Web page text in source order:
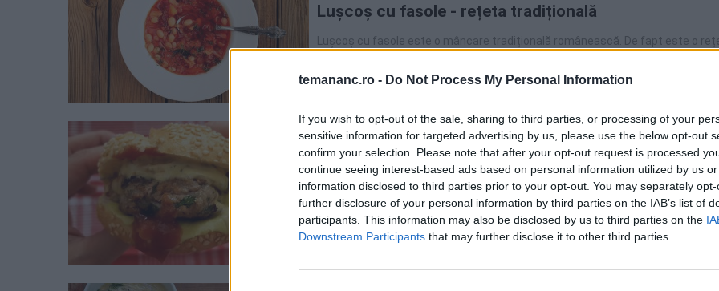
temananc.ro - Do Not Process My Personal Information
If you wish to opt-out of the sale, sharing to third parties, or processing of your
sensitive information for targeted advertising by us, please use the below opt-out
confirm your selection. Please note that after your opt-out request is processed
continue seeing interest-based ads based on personal information utilized by us
information disclosed to third parties prior to your opt-out. You may separately
further disclosure of your personal information by third parties on the IAB’s list of
participants. This information may also be disclosed by us to third parties on the
Downstream Participants that may further disclose it to other third parties.
Lușcoș cu fasole - rețeta tradițională
Lușcoș cu fasole este o mâncare tradițională românească. De fapt este o
perfectă pentru oricine dorește să gătească un preparat rapid și gustos. Mai
găsi toate informațiile de care ai nevoie pentru a prepara acest fel de mâncare
REȚETE RAPIDE
Burgeri de casa romanesti
In tigaie sau pe gratar, burgerii de casa sunt perfecti pentru zilele insorite.
video, pas cu pas, o gasiti mai jos!